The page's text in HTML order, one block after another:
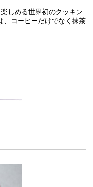
しめる世界初のクッキン
、コーヒーだけでなく抹茶